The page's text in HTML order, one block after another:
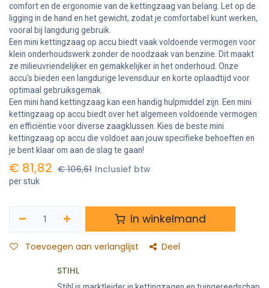
comfort en de ergonomie van de kettingzaag van belang. Let op de
ligging in de hand en het gewicht, zodat je comfortabel kunt werken,
vooral bij langdurig gebruik.
Een mini kettingzaag op accu biedt vaak voldoende vermogen voor
klein onderhoudswerk zonder de noodzaak van benzine. Dit maakt
ze milieuvriendelijker en gemakkelijker in het onderhoud. Onze
accu's bieden een langdurige levensduur en korte oplaadtijd voor
optimaal gebruiksgemak.
Een mini hand kettingzaag kan een handig hulpmiddel zijn. Een mini
kettingzaag op accu biedt over het algemeen voldoende vermogen
en efficiëntie voor diverse zaagklussen. Kies de beste mini
kettingzaag op accu die voldoet aan jouw specifieke behoeften en
je bent klaar om aan de slag te gaan!
€ 81,82 €106,61 Inclusief btw
per stuk
In winkelmand
Toevoegen aan verlanglijst Deel
STIHL